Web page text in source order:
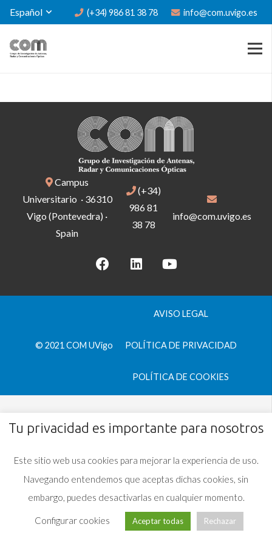
Español (+34) 986 81 38 78 info@com.uvigo.es
Campus
Universitario · 36310
Vigo (Pontevedra) ·
Spain
(+34)
986 81
38 78
info@com.uvigo.es
© 2021 COM UVigo
AVISO LEGAL
POLÍTICA DE PRIVACIDAD
POLÍTICA DE COOKIES
Tu privacidad es importante para nosotros
Este sitio web usa cookies para mejorar la experiencia de uso.
Navegando entendemos que aceptas dichas cookies, sin
embargo, puedes desactivarlas en cualquier momento.
Configurar cookies Aceptar todas Rechazar